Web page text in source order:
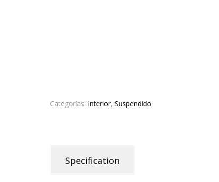
Categorías: Interior, Suspendido
Specification